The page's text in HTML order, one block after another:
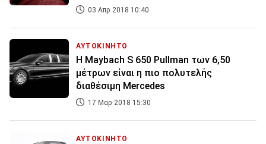
03 Απρ 2018 10:40
ΑΥΤΟΚΙΝΗΤΟ
H Maybach S 650 Pullman των 6,50
μέτρων είναι η πιο πολυτελής
διαθέσιμη Mercedes
17 Μαρ 2018 15:30
ΑΥΤΟΚΙΝΗΤΟ